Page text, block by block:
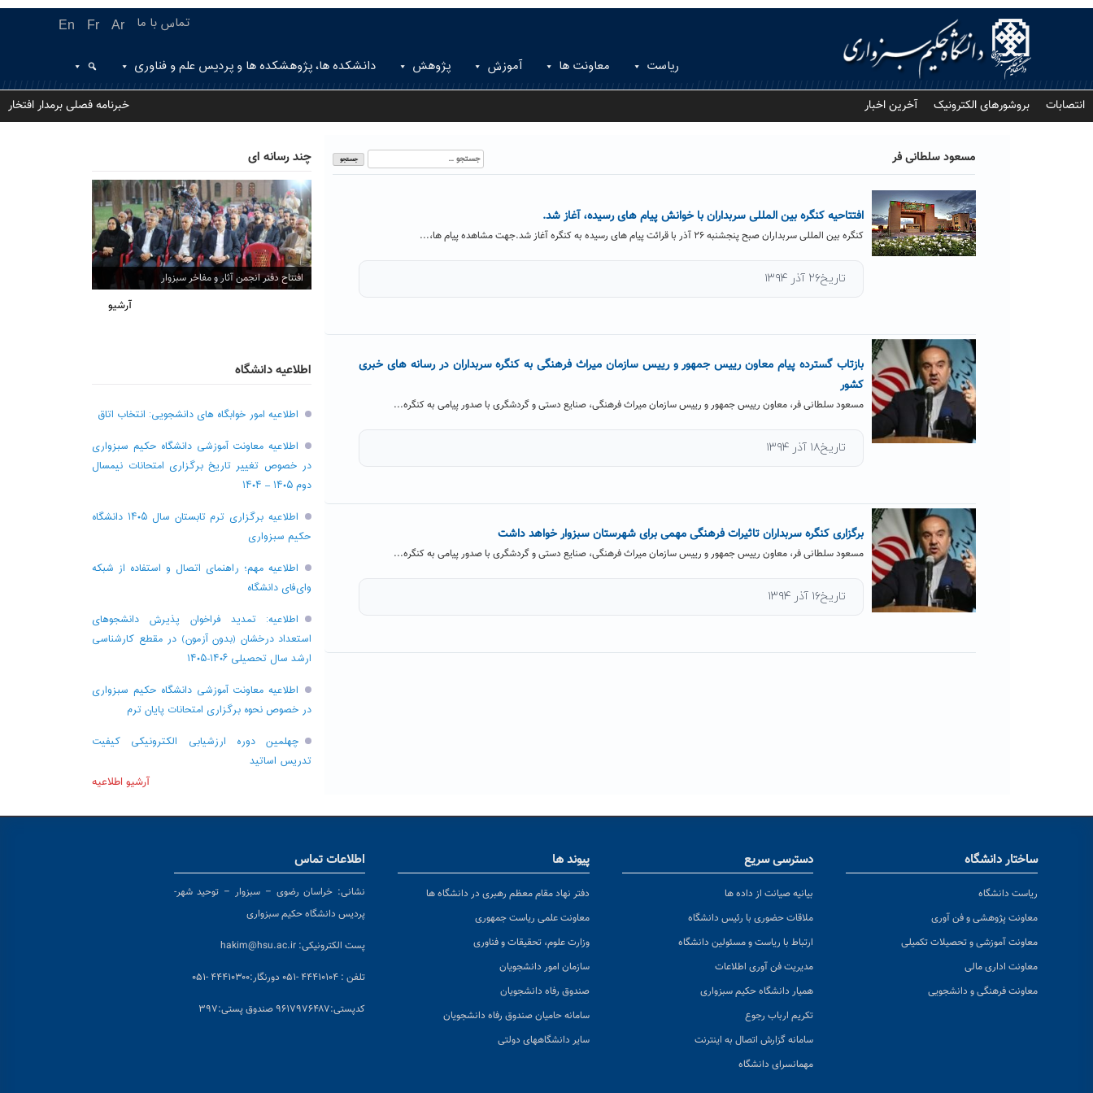
En Fr Ar تماس با ما
ریاست معاونت ها آموزش پژوهش دانشکده ها، پژوهشکده ها و پردیس علم و فناوری
انتصابات بروشورهای الکترونیک آخرین اخبار خبرنامه فصلی برمدار افتخار
مسعود سلطانی فر
جستجو
برای:
افتتاحیه کنگره بین المللی سربداران با خوانش پیام های رسیده، آغاز شد.
کنگره بین المللی سربداران صبح پنجشنبه ۲۶ آذر با قرائت پیام های رسیده به کنگره آغاز شد.جهت مشاهده پیام ها،...
تاریخ۲۶ آذر ۱۳۹۴
بازتاب گسترده پیام معاون رییس جمهور و رییس سازمان میراث فرهنگی به کنگره سربداران در رسانه های خبری
کشور
مسعود سلطانی فر، معاون رییس جمهور و رییس سازمان میراث فرهنگی، صنایع دستی و گردشگری با صدور پیامی به کنگره...
تاریخ۱۸ آذر ۱۳۹۴
برگزاری کنگره سربداران تاثیرات فرهنگی مهمی برای شهرستان سبزوار خواهد داشت
مسعود سلطانی فر، معاون رییس جمهور و رییس سازمان میراث فرهنگی، صنایع دستی و گردشگری با صدور پیامی به کنگره...
تاریخ۱۶ آذر ۱۳۹۴
چند رسانه ای
افتتاح دفتر انجمن آثار و مفاخر سبزوار
آرشیو
اطلاعیه دانشگاه
اطلاعیه امور خوابگاه های دانشجویی: انتخاب اتاق
اطلاعیه معاونت آموزشی دانشگاه حکیم سبزواری
در خصوص تغییر تاریخ برگزاری امتحانات نیمسال
دوم ۱۴۰۵ – ۱۴۰۴
اطلاعیه برگزاری ترم تابستان سال ۱۴۰۵ دانشگاه
حکیم سبزواری
اطلاعیه مهم؛ راهنمای اتصال و استفاده از شبکه
وای‌فای دانشگاه
اطلاعیه: تمدید فراخوان پذیرش دانشجو‌های
استعداد درخشان (بدون آزمون) در مقطع کارشناسی
ارشد سال تحصیلی ۱۴۰۶-۱۴۰۵
اطلاعیه معاونت آموزشی دانشگاه حکیم سبزواری
در خصوص نحوه برگزاری امتحانات پایان ترم
چهلمین دوره ارزشیابی الکترونیکی کیفیت
تدریس اساتید
آرشیو اطلاعیه
ساختار دانشگاه
ریاست دانشگاه
معاونت پژوهشی و فن آوری
معاونت آموزشی و تحصیلات تکمیلی
معاونت اداری مالی
معاونت فرهنگی و دانشجویی
دسترسی سریع
بیانیه صیانت از داده ها
ملاقات حضوری با رئیس دانشگاه
ارتباط با ریاست و مسئولین دانشگاه
مدیریت فن آوری اطلاعات
همیار دانشگاه حکیم سبزواری
تکریم ارباب رجوع
سامانه گزارش اتصال به اینترنت
مهمانسرای دانشگاه
پیوند ها
دفتر نهاد مقام معظم رهبری در دانشگاه ها
معاونت علمی ریاست جمهوری
وزارت علوم، تحقیقات و فناوری
سازمان امور دانشجویان
صندوق رفاه دانشجویان
سامانه حامیان صندوق رفاه دانشجویان
سایر دانشگاههای دولتی
اطلاعات تماس
نشانی: خراسان رضوی – سبزوار – توحید شهر-
پردیس دانشگاه حکیم سبزواری
پست الکترونیکی: hakim@hsu.ac.ir
تلفن : ۴۴۴۱۰۱۰۴ -۰۵۱ دورنگار:۴۴۴۱۰۳۰۰ -۰۵۱
کدپستی:۹۶۱۷۹۷۶۴۸۷ صندوق پستی:۳۹۷